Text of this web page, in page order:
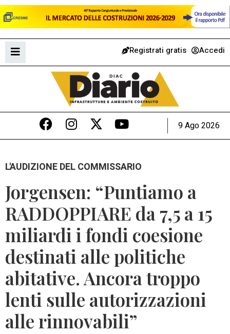
Registrati gratis Accedi
9 Ago 2026
L'AUDIZIONE DEL COMMISSARIO
Jorgensen: “Puntiamo a
RADDOPPIARE da 7,5 a 15
miliardi i fondi coesione
destinati alle politiche
abitative. Ancora troppo
lenti sulle autorizzazioni
alle rinnovabili”